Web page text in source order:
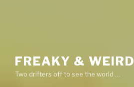
FREAKY & WEIRD
Two drifters off to see the world …